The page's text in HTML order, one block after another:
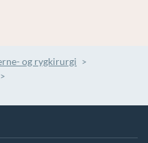
og rygkirurgi